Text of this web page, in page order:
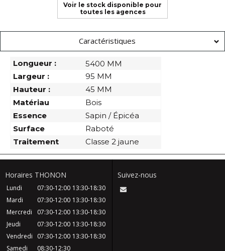
Voir le stock disponible pour
toutes les agences
Caractéristiques
Longueur :
5400 MM
Largeur :
95 MM
Hauteur :
45 MM
Matériau
Bois
Essence
Sapin / Épicéa
Surface
Raboté
Traitement
Classe 2 jaune
Horaires THONON
Lundi 07:30-12:00 13:30-18:30
Mardi
07:30-12:00 13:30-18:30
Mercredi
07:30-12:00 13:30-18:30
Jeudi
07:30-12:00 13:30-18:30
Vendredi
07:30-12:00 13:30-18:30
Samedi
08:30-12:30
Suivez-nous